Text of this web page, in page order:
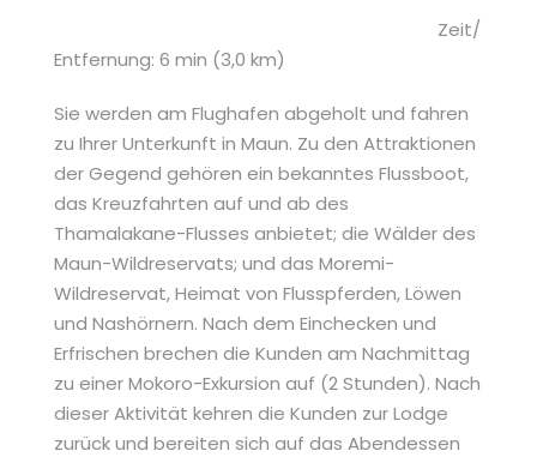
Zeit/
Entfernung: 6 min (3,0 km)
Sie werden am Flughafen abgeholt und fahren
zu Ihrer Unterkunft in Maun. Zu den Attraktionen
der Gegend gehören ein bekanntes Flussboot,
das Kreuzfahrten auf und ab des
Thamalakane-Flusses anbietet; die Wälder des
Maun-Wildreservats; und das Moremi-
Wildreservat, Heimat von Flusspferden, Löwen
und Nashörnern. Nach dem Einchecken und
Erfrischen brechen die Kunden am Nachmittag
zu einer Mokoro-Exkursion auf (2 Stunden). Nach
dieser Aktivität kehren die Kunden zur Lodge
zurück und bereiten sich auf das Abendessen